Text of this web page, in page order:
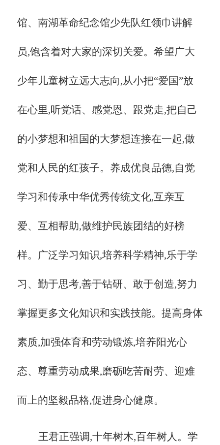
馆、南湖革命纪念馆少先队红领巾讲解
员,饱含着对大家的深切关爱。希望广大
少年儿童树立远大志向,从小把“爱国”放
在心里,听党话、感党恩、跟党走,把自己
的小梦想和祖国的大梦想连接在一起,做
党和人民的红孩子。养成优良品德,自觉
学习和传承中华优秀传统文化,互亲互
爱、互相帮助,做维护民族团结的好榜
样。广泛学习知识,培养科学精神,乐于学
习、勤于思考,善于钻研、敢于创造,努力
掌握更多文化知识和实践技能。提高身体
素质,加强体育和劳动锻炼,培养阳光心
态、尊重劳动成果,磨砺吃苦耐劳、迎难
而上的坚毅品格,促进身心健康。
王君正强调,十年树木,百年树人。学